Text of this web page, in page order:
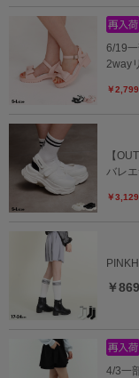
6/19
2way
￥
【
バレ
￥
￥869
4/3一